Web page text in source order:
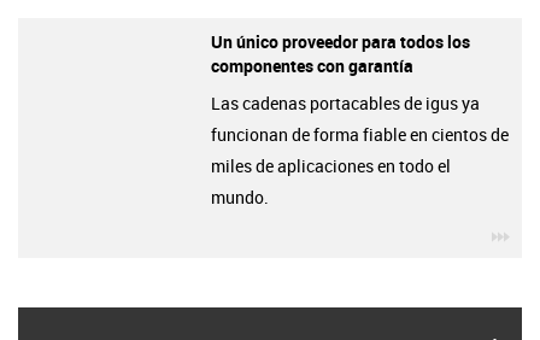
Un único proveedor para todos los
componentes con garantía
Las cadenas portacables de igus ya
funcionan de forma fiable en cientos de
miles de aplicaciones en todo el
mundo.